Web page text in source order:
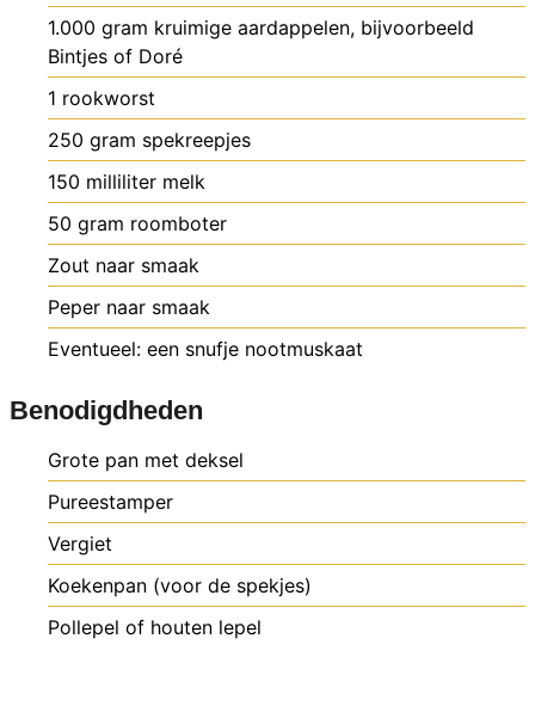
1.000 gram kruimige aardappelen, bijvoorbeeld
Bintjes of Doré
1 rookworst
250 gram spekreepjes
150 milliliter melk
50 gram roomboter
Zout naar smaak
Peper naar smaak
Eventueel: een snufje nootmuskaat
Benodigdheden
Grote pan met deksel
Pureestamper
Vergiet
Koekenpan (voor de spekjes)
Pollepel of houten lepel